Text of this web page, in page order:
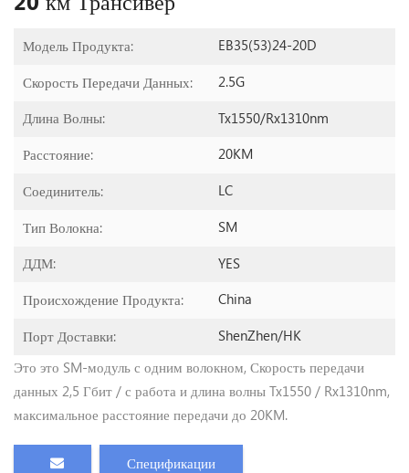
Модель Продукта: EB35(53)24-20D
Скорость Передачи Данных: 2.5G
Длина Волны: Tx1550/Rx1310nm
Расстояние: 20KM
Соединитель: LC
Тип Волокна: SM
ДДМ: YES
Происхождение Продукта: China
Порт Доставки:
ShenZhen/HK
Это это SM-модуль с одним волокном, Скорость передачи
данных 2,5 Гбит / с работа и длина волны Tx1550 / Rx1310nm,
максимальное расстояние передачи до 20KM.
Спецификации